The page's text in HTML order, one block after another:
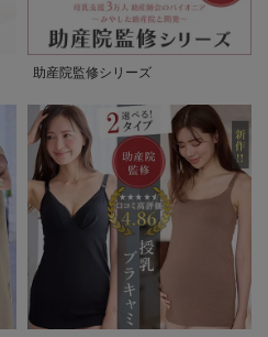
助産院監修シリーズ